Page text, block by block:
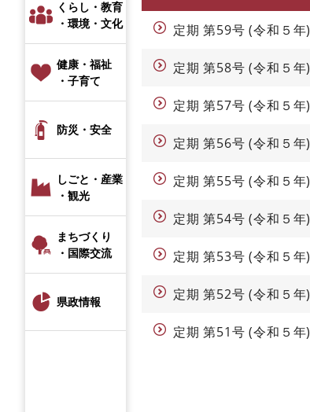
くらし・教育
・環境・文化
健康・福祉
・子育て
防災・安全
しごと・産業
・観光
まちづくり
・国際交流
県政情報
定期 第59号 (令和５年)
定期 第58号 (令和５年)
定期 第57号 (令和５年)
定期 第56号 (令和５年)
定期 第55号 (令和５年)
定期 第54号 (令和５年)
定期 第53号 (令和５年)
定期 第52号 (令和５年)
定期 第51号 (令和５年)